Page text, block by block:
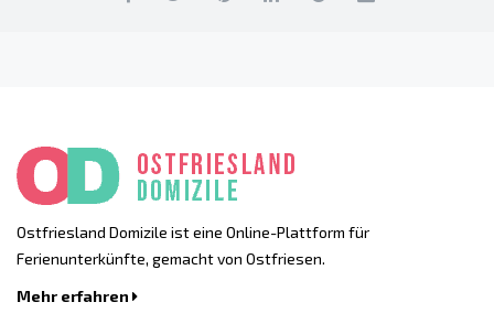
Ostfriesland Domizile ist eine Online-Plattform für
Ferienunterkünfte, gemacht von Ostfriesen.
Mehr erfahren